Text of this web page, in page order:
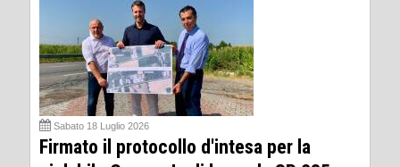
Sabato 18 Luglio 2026
Firmato il protocollo d'intesa per la